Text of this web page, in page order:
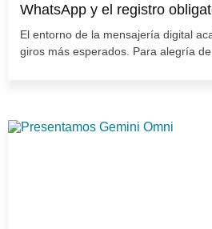
WhatsApp y el registro
El entorno de la mensajería digital
giros más esperados. Para alegría de